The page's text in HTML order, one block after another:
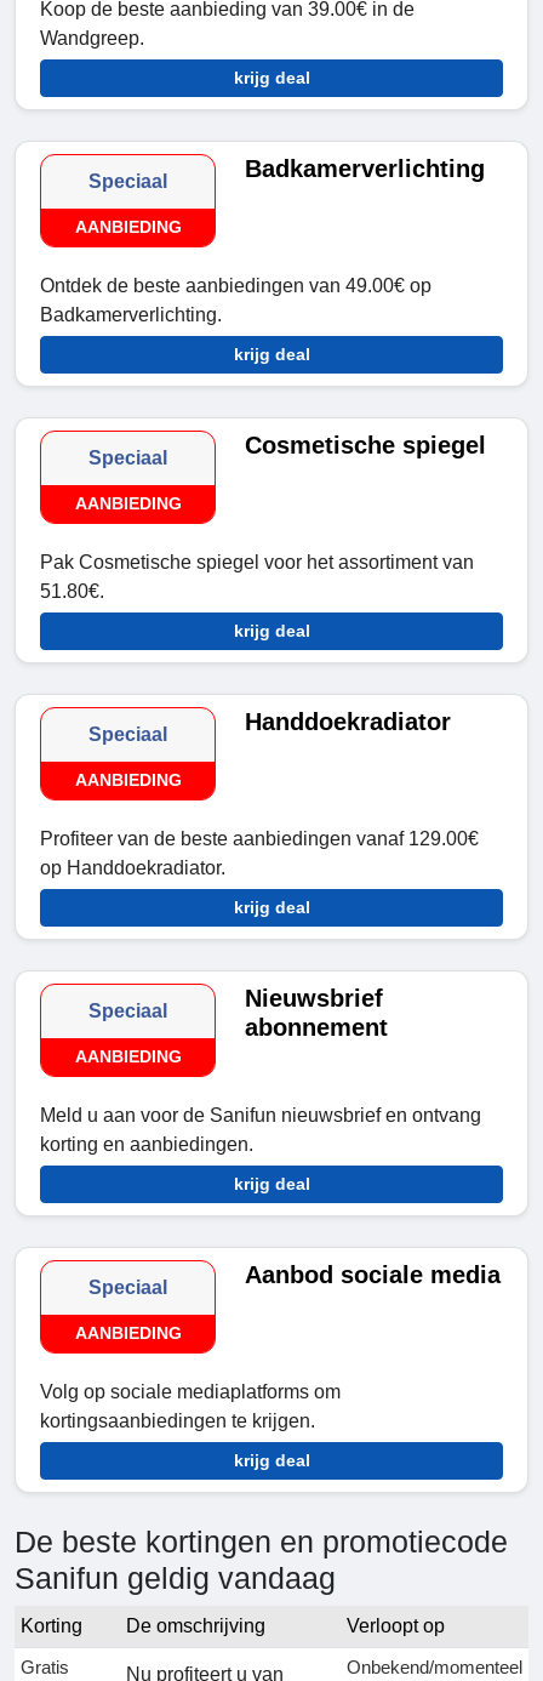
Koop de beste aanbieding van 39.00€ in de
Wandgreep.
krijg deal
Speciaal
AANBIEDING
Badkamerverlichting
Ontdek de beste aanbiedingen van 49.00€ op
Badkamerverlichting.
krijg deal
Speciaal
AANBIEDING
Cosmetische spiegel
Pak Cosmetische spiegel voor het assortiment van
51.80€.
krijg deal
Speciaal
AANBIEDING
Handdoekradiator
Profiteer van de beste aanbiedingen vanaf 129.00€
op Handdoekradiator.
krijg deal
Speciaal
AANBIEDING
Nieuwsbrief
abonnement
Meld u aan voor de Sanifun nieuwsbrief en ontvang
korting en aanbiedingen.
krijg deal
Speciaal
AANBIEDING
Aanbod sociale media
Volg op sociale mediaplatforms om
kortingsaanbiedingen te krijgen.
krijg deal
De beste kortingen en promotiecode
Sanifun geldig vandaag
Korting De omschrijving
Verloopt op
Gratis
Nu profiteert u van Onbekend/momenteel